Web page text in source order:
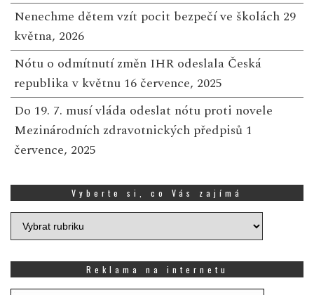
Nenechme dětem vzít pocit bezpečí ve školách 29
května, 2026
Nótu o odmítnutí změn IHR odeslala Česká
republika v květnu 16 července, 2025
Do 19. 7. musí vláda odeslat nótu proti novele
Mezinárodních zdravotnických předpisů 1
července, 2025
Vyberte si, co Vás zajímá
Vyberte
si,
zajímá
Reklama na internetu